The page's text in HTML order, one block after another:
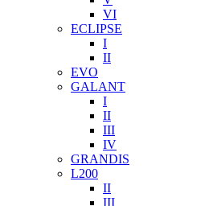
VI
ECLIPSE
I
II
EVO
GALANT
I
II
III
IV
GRANDIS
L200
II
III